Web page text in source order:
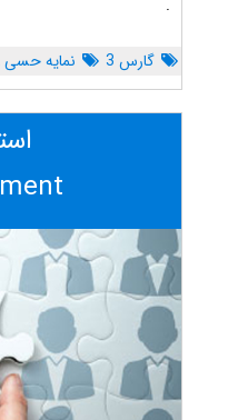
.
گارس 3 نمایه حسی 2